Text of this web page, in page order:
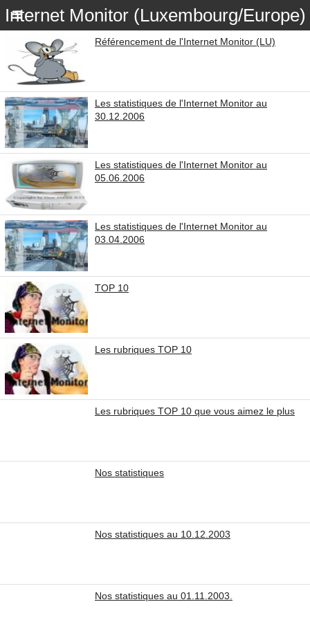
Internet Monitor (Luxembourg/Europe)
Référencement de l'Internet Monitor (LU)
Les statistiques de l'Internet Monitor au
30.12.2006
Les statistiques de l'Internet Monitor au
05.06.2006
Les statistiques de l'Internet Monitor au
03.04.2006
TOP 10
Les rubriques TOP 10
Les rubriques TOP 10 que vous aimez le plus
Nos statistiques
Nos statistiques au 10.12.2003
Nos statistiques au 01.11.2003.